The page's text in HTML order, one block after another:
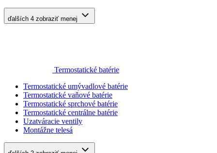
ďalších 4 zobraziť menej
Termostatické batérie
Termostatické umývadlové batérie
Termostatické vaňové batérie
Termostatické sprchové batérie
Termostatické centrálne batérie
Uzatváracie ventily
Montážne telesá